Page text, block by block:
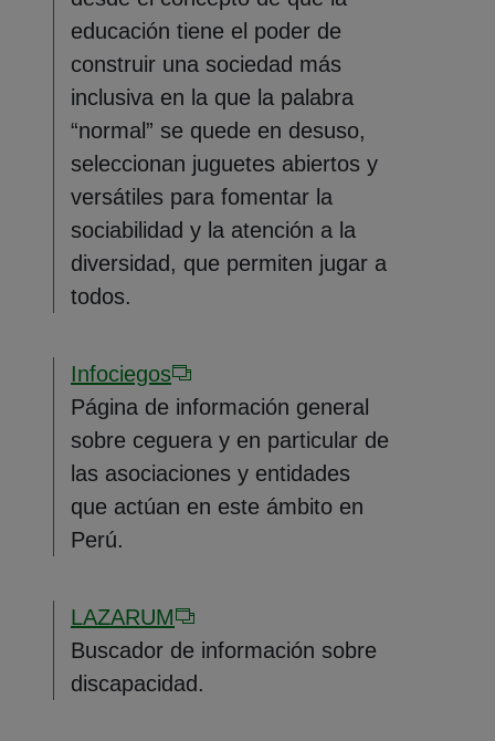
educación tiene el poder de
construir una sociedad más
inclusiva en la que la palabra
“normal” se quede en desuso,
seleccionan juguetes abiertos y
versátiles para fomentar la
sociabilidad y la atención a la
diversidad, que permiten jugar a
todos.
Infociegos
Página de información general
sobre ceguera y en particular de
las asociaciones y entidades
que actúan en este ámbito en
Perú.
LAZARUM
Buscador de información sobre
discapacidad.